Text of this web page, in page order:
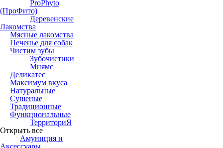
ProPhyto
(ПроФито)
Деревенские
Лакомства
Мясные лакомства
Печенье для собак
Чистим зубы
Зубочистики
Мнямс
Деликатес
Максимум вкуса
Натуральные
Сушеные
Традиционные
Функциональные
ТерриториЯ
Открыть все
Амуниция и
Аксессуары